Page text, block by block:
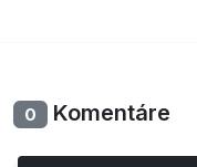
0 Komentáre